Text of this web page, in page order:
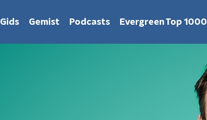
Gids Gemist Podcasts Evergreen Top 1000